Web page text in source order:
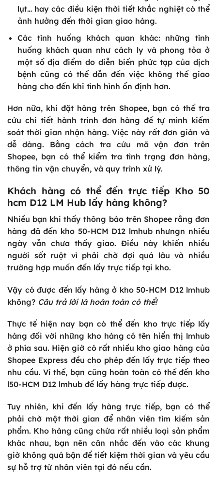
lụt… hay các điều kiện thời tiết khắc nghiệt có thể
ảnh hưởng đến thời gian giao hàng.
Các tình huống khách quan khác: những tình
huống khách quan như cách ly và phong tỏa ở
một số địa điểm do diễn biến phức tạp của dịch
bệnh cũng có thể dẫn đến việc không thể giao
hàng cho đến khi tình hình ổn định hơn.
Hơn nữa, khi đặt hàng trên Shopee, bạn có thể tra
cứu chi tiết hành trình đơn hàng để tự mình kiểm
soát thời gian nhận hàng. Việc này rất đơn giản và
dễ dàng. Bằng cách tra cứu mã vận đơn trên
Shopee, bạn có thể kiểm tra tình trạng đơn hàng,
thông tin vận chuyển, và quy trình xử lý.
Khách hàng có thể đến trực tiếp Kho 50
hcm D12 LM Hub lấy hàng không?
Nhiều bạn khi thấy thông báo trên Shopee rằng đơn
hàng đã đến kho 50-HCM D12 lmhubnhưngn nhiều
ngày vẫn chưa thấy giao. Điều này khiến nhiều
người sốt ruột vì phải chờ đợi quá lâu và nhiều
trường hợp muốn đến lấy trực tiếp tại kho.
Vậy có được đến lấy hàng ở kho 50-HCM D12 lmhub
không? Câu trả lời là hoàn toàn có thể!
Thực tế hiện nay bạn có thể đến kho trực tiếp lấy
hàng đối với những kho hàng có tên hiển thị lmhub
ở phía sau. Hiện giờ có rất nhiều kho giao hàng của
Shopee Express đều cho phép đến lấy trực tiếp theo
nhu cầu. Ví thể, bạn cũng hoàn toàn có thể đến kho
l50-HCM D12 lmhub để lấy hàng trực tiếp được.
Tuy nhiên, khi đến lấy hàng trực tiếp, bạn có thể
phải chờ một thời gian để nhân viên tìm kiếm sản
phẩm. Kho hàng cũng chứa rất nhiều loại sản phẩm
khác nhau, bạn nên cân nhắc đến vào các khung
giờ không quá bận để tiết kiệm thời gian và yêu cầu
sự hỗ trợ từ nhân viên tại đó nếu cần.